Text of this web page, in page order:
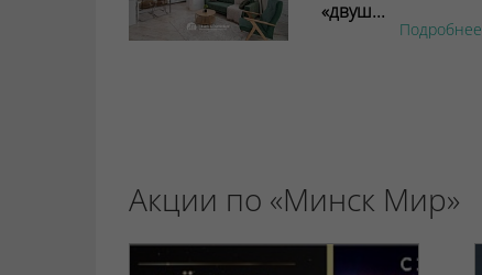
«двуш...
Подробнее
Акции по «Минск Мир»